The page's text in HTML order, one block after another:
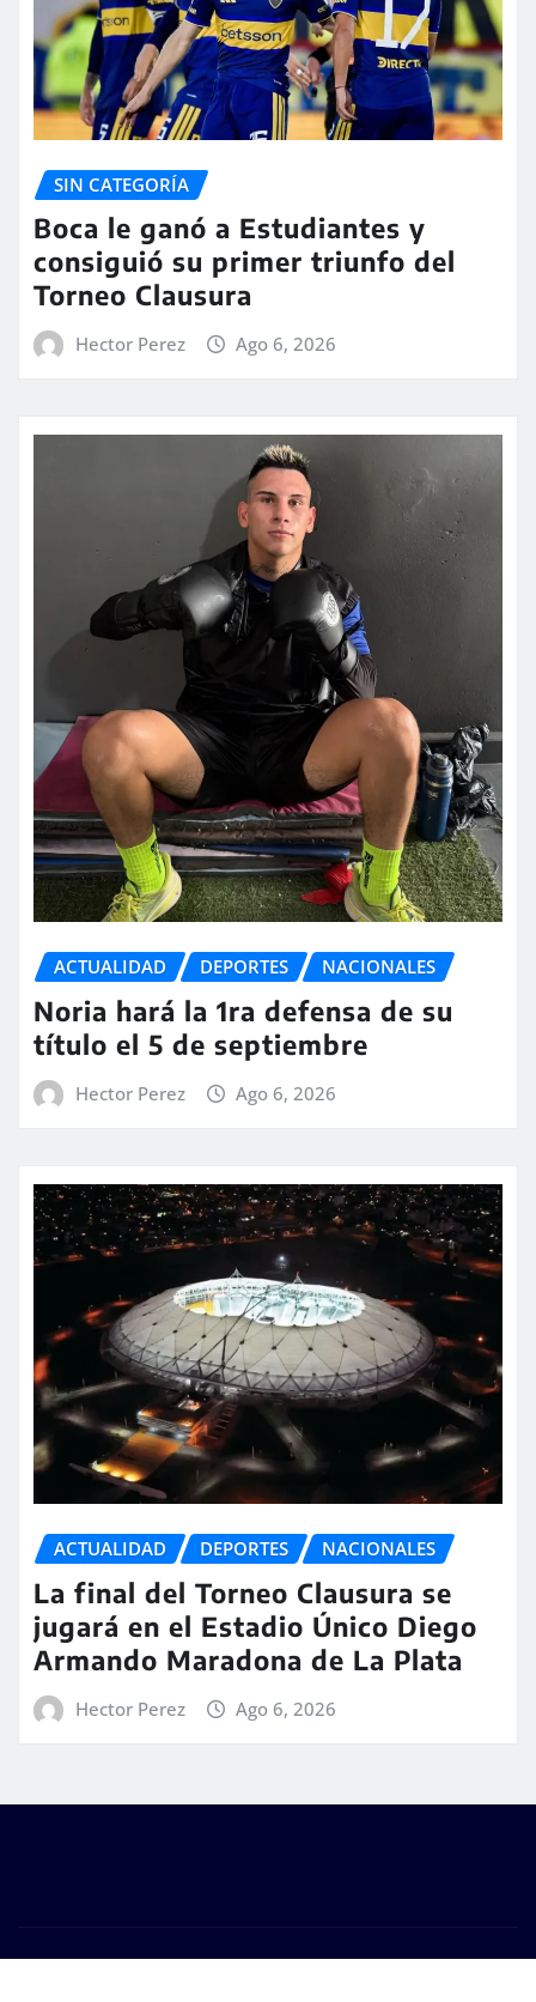
SIN CATEGORÍA
Boca le ganó a Estudiantes y
consiguió su primer triunfo del
Torneo Clausura
Hector Perez Ago 6, 2026
ACTUALIDAD DEPORTES NACIONALES
Noria hará la 1ra defensa de su
título el 5 de septiembre
Hector Perez Ago 6, 2026
ACTUALIDAD DEPORTES NACIONALES
La final del Torneo Clausura se
jugará en el Estadio Único Diego
Armando Maradona de La Plata
Hector Perez Ago 6, 2026